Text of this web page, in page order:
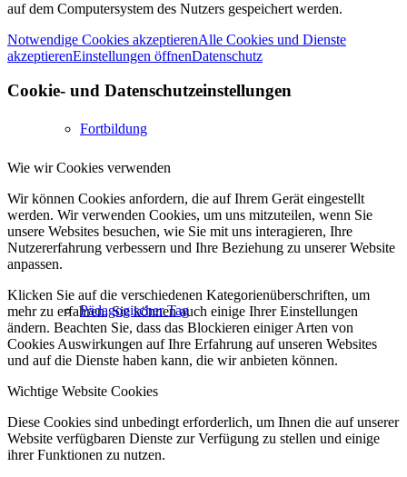
Fortbildung
Pädagogischer Tag
auf dem Computersystem des Nutzers gespeichert werden.
Notwendige Cookies akzeptierenAlle Cookies und Dienste
akzeptierenEinstellungen öffnenDatenschutz
Cookie- und Datenschutzeinstellungen
Wie wir Cookies verwenden
Wir können Cookies anfordern, die auf Ihrem Gerät eingestellt
werden. Wir verwenden Cookies, um uns mitzuteilen, wenn Sie
unsere Websites besuchen, wie Sie mit uns interagieren, Ihre
Nutzererfahrung verbessern und Ihre Beziehung zu unserer Website
anpassen.
Klicken Sie auf die verschiedenen Kategorienüberschriften, um
mehr zu erfahren. Sie können auch einige Ihrer Einstellungen
ändern. Beachten Sie, dass das Blockieren einiger Arten von
Cookies Auswirkungen auf Ihre Erfahrung auf unseren Websites
und auf die Dienste haben kann, die wir anbieten können.
Wichtige Website Cookies
Diese Cookies sind unbedingt erforderlich, um Ihnen die auf unserer
Website verfügbaren Dienste zur Verfügung zu stellen und einige
ihrer Funktionen zu nutzen.